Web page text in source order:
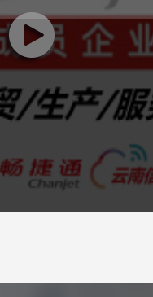
，采用新一代信息技术，按照
中台化和数用分离的架构设
用服务、业务服务与数据服
和资源服务为一体，服务企
型、生态化的云服务群。